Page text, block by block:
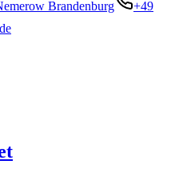
Brandenburg
+49